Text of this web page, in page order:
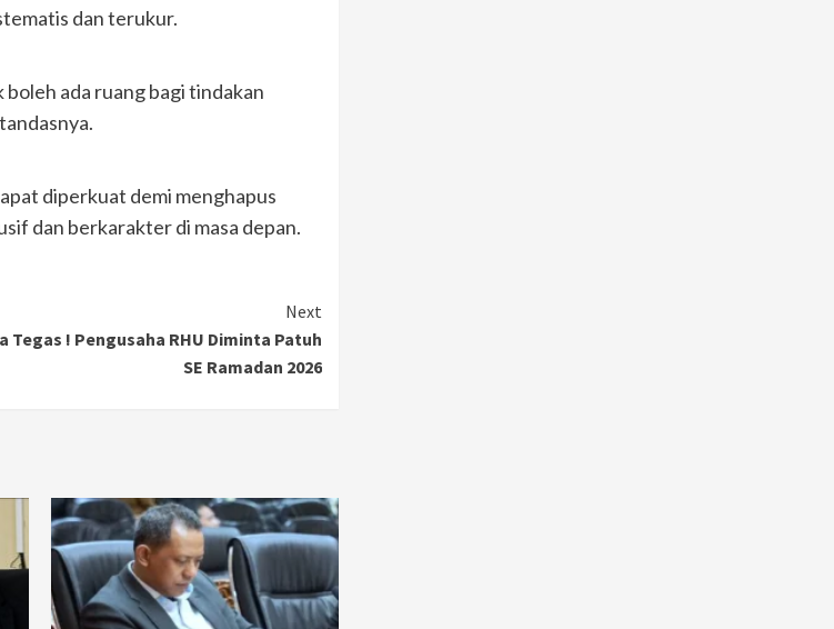
dan terukur.
ada ruang bagi tindakan
diperkuat demi menghapus
dan berkarakter di masa depan.
Next
Tegas ! Pengusaha RHU Diminta Patuh
SE Ramadan 2026